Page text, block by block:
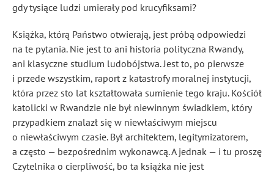
gdy tysiące ludzi umierały pod krucyfiksami?
Książka, którą Państwo otwierają, jest próbą odpowiedzi
na te pytania. Nie jest to ani historia polityczna Rwandy,
ani klasyczne studium ludobójstwa. Jest to, po pierwsze
i przede wszystkim, raport z katastrofy moralnej instytucji,
która przez sto lat kształtowała sumienie tego kraju. Kościół
katolicki w Rwandzie nie był niewinnym świadkiem, który
przypadkiem znalazł się w niewłaściwym miejscu
o niewłaściwym czasie. Był architektem, legitymizatorem,
a często — bezpośrednim wykonawcą. A jednak — i tu proszę
Czytelnika o cierpliwość, bo ta książka nie jest